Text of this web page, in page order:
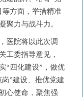
等方面，举措精准
聚力与战斗力。
医院将以此次调
工委指导意见，
“四化建设”，做优
”建设、推优党建
心使命，聚焦强